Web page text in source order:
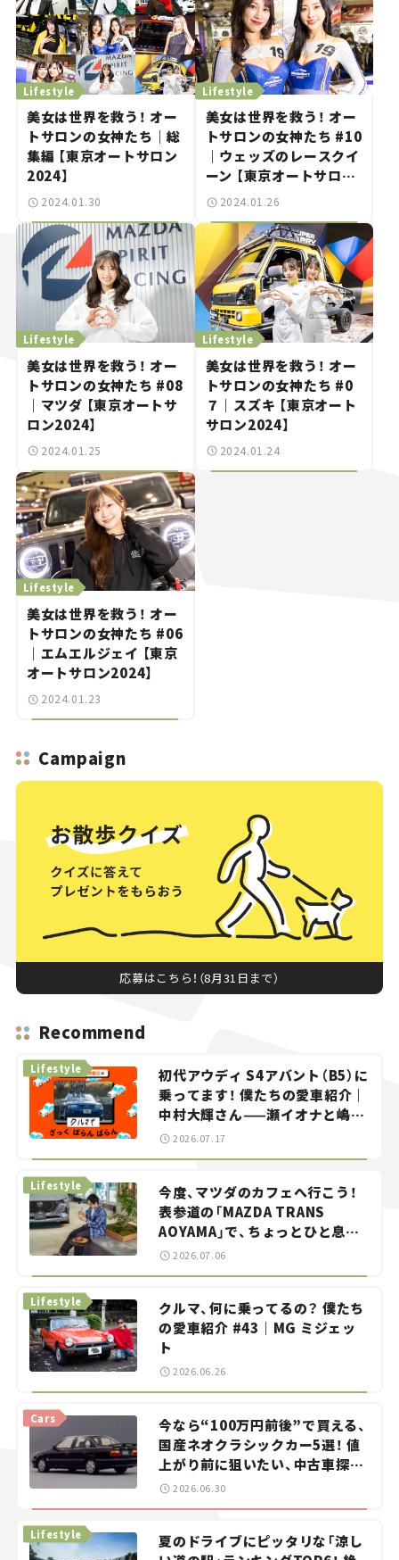
Lifestyle
美女は世界を救う！ オー
トサロンの女神たち｜総
集編 【東京オートサロン
2024】
2024.01.30
Lifestyle
美女は世界を救う！ オー
トサロンの女神たち #10
｜ウェッズのレースクイ
ーン 【東京オートサロン
2024】
2024.01.26
Lifestyle
美女は世界を救う！ オー
トサロンの女神たち #08
｜マツダ 【東京オートサ
ロン2024】
2024.01.25
Lifestyle
美女は世界を救う！ オー
トサロンの女神たち #0
７｜スズキ 【東京オート
サロン2024】
2024.01.24
Lifestyle
美女は世界を救う！ オー
トサロンの女神たち #06
｜エムエルジェイ 【東京
オートサロン2024】
2024.01.23
Campaign
応募はこちら！（8月31日まで）
Recommend
初代アウディ S4アバント（B5）に
乗ってます！ 僕たちの愛車紹介｜
中村大輝さん——瀬イオナと嶋田
智之の「クルマでざっくばらんば
らん！」＃20
Lifestyle
2026.07.17
今度、マツダのカフェへ行こう！
表参道の「MAZDA TRANS
AOYAMA」で、ちょっとひと息。
——連載｜CCGとクルマでどうす
Lifestyle
2026.07.06
クルマ、何に乗ってるの？ 僕たち
の愛車紹介 #43｜MG ミジェッ
ト
Lifestyle
2026.06.26
今なら“100万円前後”で買える、
国産ネオクラシックカー5選！ 値
上がり前に狙いたい、中古車探し
をお手伝い――ちょっとイケてるマ
Cars
2026.06.30
夏のドライブにピッタリな「涼し
Lifestyle